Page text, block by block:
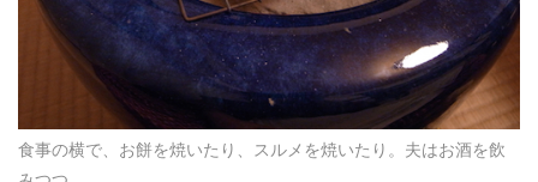
食事の横で、お餅を焼いたり、スルメを焼いたり。夫はお酒を飲